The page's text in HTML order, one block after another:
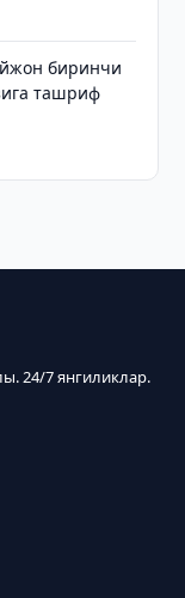
биринчи
ташриф
24/7 янгиликлар.